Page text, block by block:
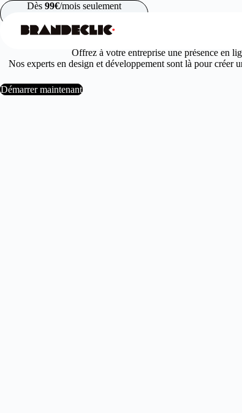
Passer
au
contenu
Dès99€/mois seulement
Offrez à votre entreprise une présence en
Nos experts en design et développement sont là pour créer
Démarrer maintenant